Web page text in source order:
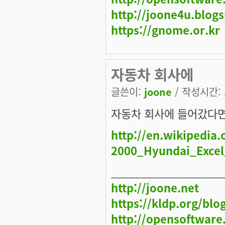
http://
https://gnome.or.kr
자동차 회사에
글쓴이: joone / 작성시간
자동차 회사에 들어갔다
http://
http://joone.net
https://kldp.org/
http://